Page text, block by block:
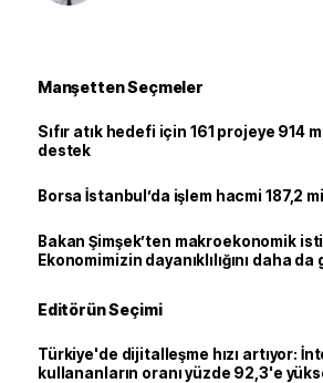
Manşetten Seçmeler
Sıfır atık hedefi için 161 projeye 914
destek
Borsa İstanbul’da işlem hacmi 187,2
Bakan Şimşek’ten makroekonomik
Ekonomimizin dayanıklılığını daha
Editörün Seçimi
Türkiye'de dijitalleşme hızı artıyor:
kullananların oranı yüzde 92,3'e